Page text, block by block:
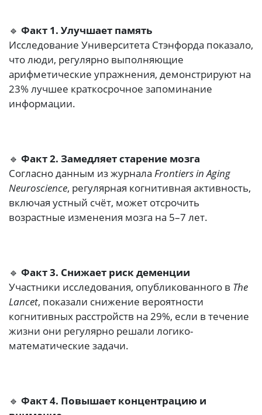
🔹 Факт 1. Улучшает память
Исследование Университета Стэнфорда показало,
что люди, регулярно выполняющие
арифметические упражнения, демонстрируют на
23% лучшее краткосрочное запоминание
информации.
🔹 Факт 2. Замедляет старение мозга
Согласно данным из журнала Frontiers in Aging
Neuroscience, регулярная когнитивная активность,
включая устный счёт, может отсрочить
возрастные изменения мозга на 5–7 лет.
🔹 Факт 3. Снижает риск деменции
Участники исследования, опубликованного в The
Lancet, показали снижение вероятности
когнитивных расстройств на 29%, если в течение
жизни они регулярно решали логико-
математические задачи.
🔹 Факт 4. Повышает концентрацию и